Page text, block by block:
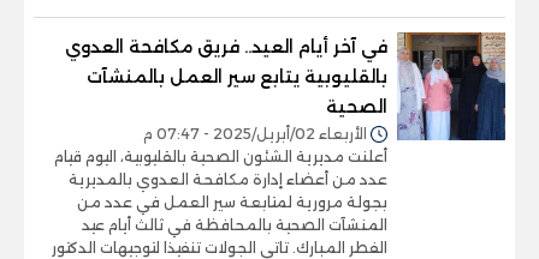
في آخر أيام العيد.. فريق مكافحة العدوي
بالقليوبية يتابع سير العمل بالمنشآت
الصحية
الأربعاء 02/أبريل/2025 - 07:47 م
أعلنت مديرية الشئون الصحية بالقليوبية، اليوم قيام
عدد من أعضاء إدارة مكافحة العدوي بالمديرية
بجولة مرورية لمتابعة سير العمل في عدد من
المنشآت الصحية بالمحافظة في ثالث أيام عيد
الفطر المبارك. تاتي الجولات تنفيذا لتوجيهات الدكتور